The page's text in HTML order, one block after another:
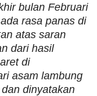
bulan Februari
rasa panas di
atas saran
dari hasil
di
asam lambung
dinyatakan